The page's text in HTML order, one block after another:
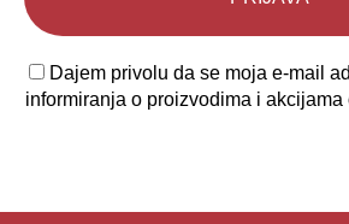
Dajem privolu da se moja e-mail
informiranja o proizvodima i akcijama